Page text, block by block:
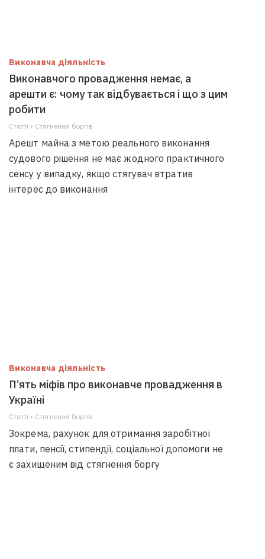
Виконавча діяльність
Виконавчого провадження немає, а
арешти є: чому так відбувається і що з цим
робити
Статті • Стягнення боргiв
Арешт майна з метою реального виконання
судового рішення не має жодного практичного
сенсу у випадку, якщо стягувач втратив
інтерес до виконання
Виконавча діяльність
П’ять міфів про виконавче провадження в
Україні
Статті • Стягнення боргiв
Зокрема, рахунок для отримання заробітної
плати, пенсії, стипендії, соціальної допомоги не
є захищеним від стягнення боргу